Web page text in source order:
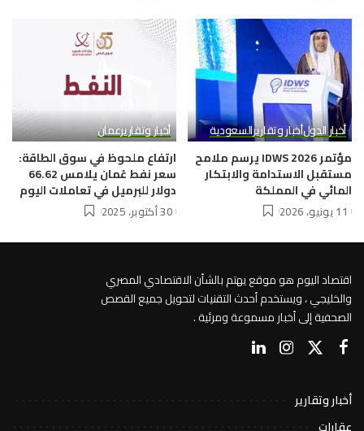
أخبار الدولأخبار وتقاريرالسعودية
مؤتمر IDWS 2026 يرسم ملامح
مستقبل الاستدامة والابتكار
المائي في المملكة
11 يونيو، 2026
أخبار وتقاريرعمان
ارتفاع ملحوظ في سوق الطاقة:
سعر نفط عُمان يلامس 66.62
دولار للبرميل في تعاملات اليوم
30 أكتوبر، 2025
اقتصاد اليوم هو موقع يهتم بالشأن الاقتصادي المصري
والخليجي ، ويستخدم أحدث التقنيات لتحويل جميع القصص
الصحفية إلى أخبار مسموعة ومرئية .
أخبار وتقارير